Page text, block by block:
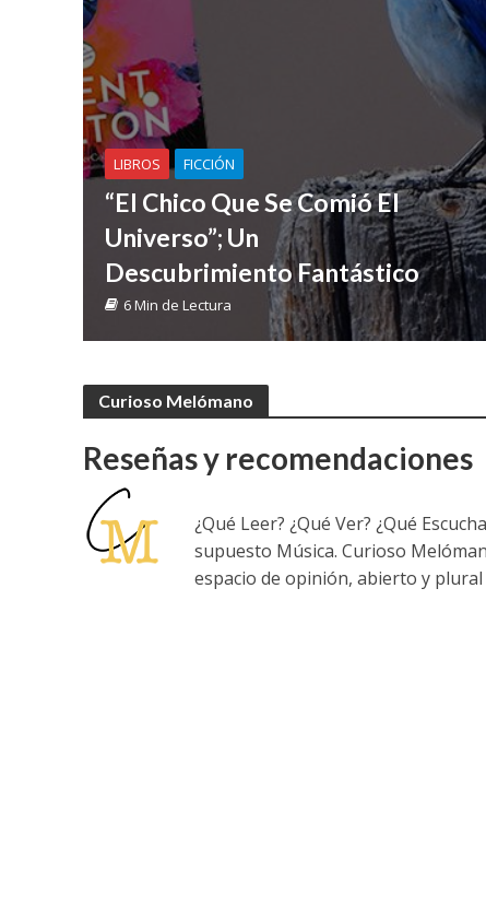
LIBROS FICCIÓN
“El Chico Que Se Comió El
Universo”; Un
Descubrimiento Fantástico
6 Min de Lectura
Curioso Melómano
Reseñas y recomendaciones
¿Qué Leer? ¿Qué Ver? ¿Qué
supuesto Música. Curioso
espacio de opinión, abierto y